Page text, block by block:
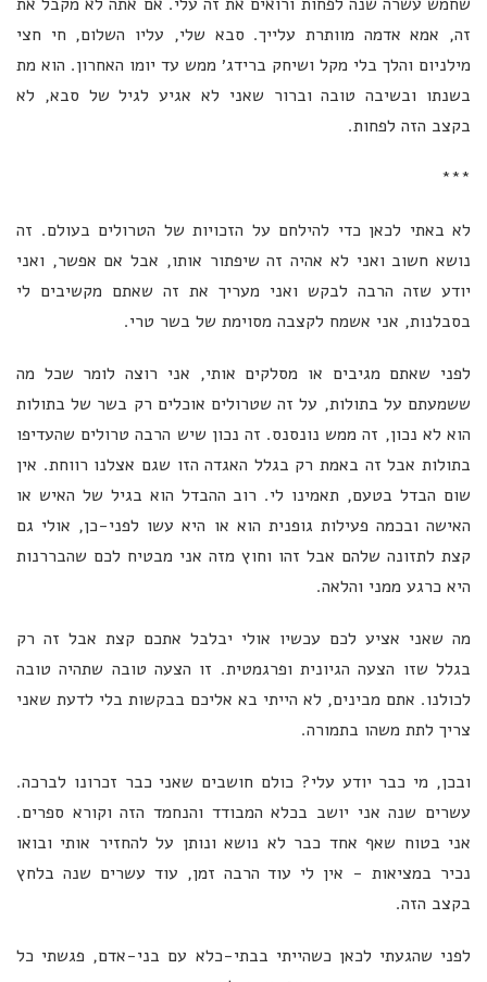
זה, אמא אדמה מוותרת עלייך. סבא שלי, עליו השלום, חי חצי
מילניום והלך בלי מקל ושיחק ברידג׳ ממש עד יומו האחרון. הוא מת
בשנתו ובשיבה טובה וברור שאני לא אגיע לגיל של סבא, לא
בקצב הזה לפחות.
***
לא באתי לכאן כדי להילחם על הזכויות של הטרולים בעולם. זה
נושא חשוב ואני לא אהיה זה שיפתור אותו, אבל אם אפשר, ואני
יודע שזה הרבה לבקש ואני מעריך את זה שאתם מקשיבים לי
בסבלנות, אני אשמח לקצבה מסוימת של בשר טרי.
לפני שאתם מגיבים או מסלקים אותי, אני רוצה לומר שכל מה
ששמעתם על בתולות, על זה שטרולים אוכלים רק בשר של בתולות
הוא לא נכון, זה ממש נונסנס. זה נכון שיש הרבה טרולים שהעדיפו
בתולות אבל זה באמת רק בגלל האגדה הזו שגם אצלנו רווחת. אין
שום הבדל בטעם, תאמינו לי. רוב ההבדל הוא בגיל של האיש או
האישה ובכמה פעילות גופנית הוא או היא עשו לפני-כן, אולי גם
קצת לתזונה שלהם אבל זהו וחוץ מזה אני מבטיח לכם שהבררנות
היא כרגע ממני והלאה.
מה שאני אציע לכם עכשיו אולי יבלבל אתכם קצת אבל זה רק
בגלל שזו הצעה הגיונית ופרגמטית. זו הצעה טובה שתהיה טובה
לכולנו. אתם מבינים, לא הייתי בא אליכם בבקשות בלי לדעת שאני
צריך לתת משהו בתמורה.
ובכן, מי כבר יודע עלי? כולם חושבים שאני כבר זכרונו לברכה.
עשרים שנה אני יושב בכלא המבודד והנחמד הזה וקורא ספרים.
אני בטוח שאף אחד כבר לא נושא ונותן על להחזיר אותי ובואו
נכיר במציאות - אין לי עוד הרבה זמן, עוד עשרים שנה בלחץ
בקצב הזה.
לפני שהגעתי לכאן כשהייתי בבתי-כלא עם בני-אדם, פגשתי כל